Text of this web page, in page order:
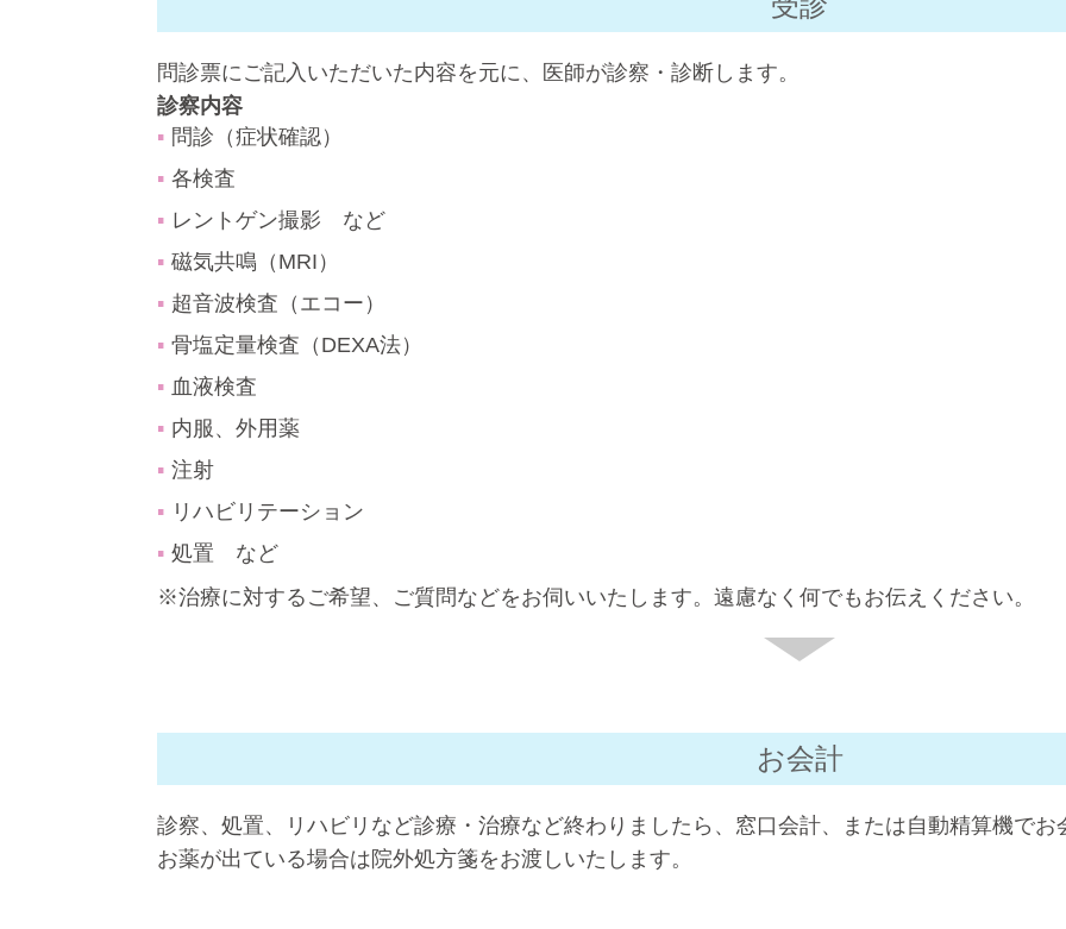
問診票にご記入いただいた内容を元に、医師が診察・診断します。
診察内容
問診（症状確認）
各検査
レントゲン撮影 など
磁気共鳴（MRI）
超音波検査（エコー）
骨塩定量検査（DEXA法）
血液検査
内服、外用薬
注射
リハビリテーション
処置 など
※治療に対するご希望、ご質問などをお伺いいたします。遠慮なく何でもお伝えください。
お会計
診察、処置、リハビリなど診療・治療など終わりましたら、窓口会計、または自動精算機でお
お薬が出ている場合は院外処方箋をお渡しいたします。